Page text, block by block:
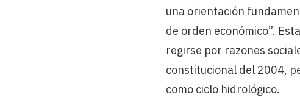
una orientación
de orden económico”.
regirse por razones
constitucional del 2004,
como ciclo hidrológico.